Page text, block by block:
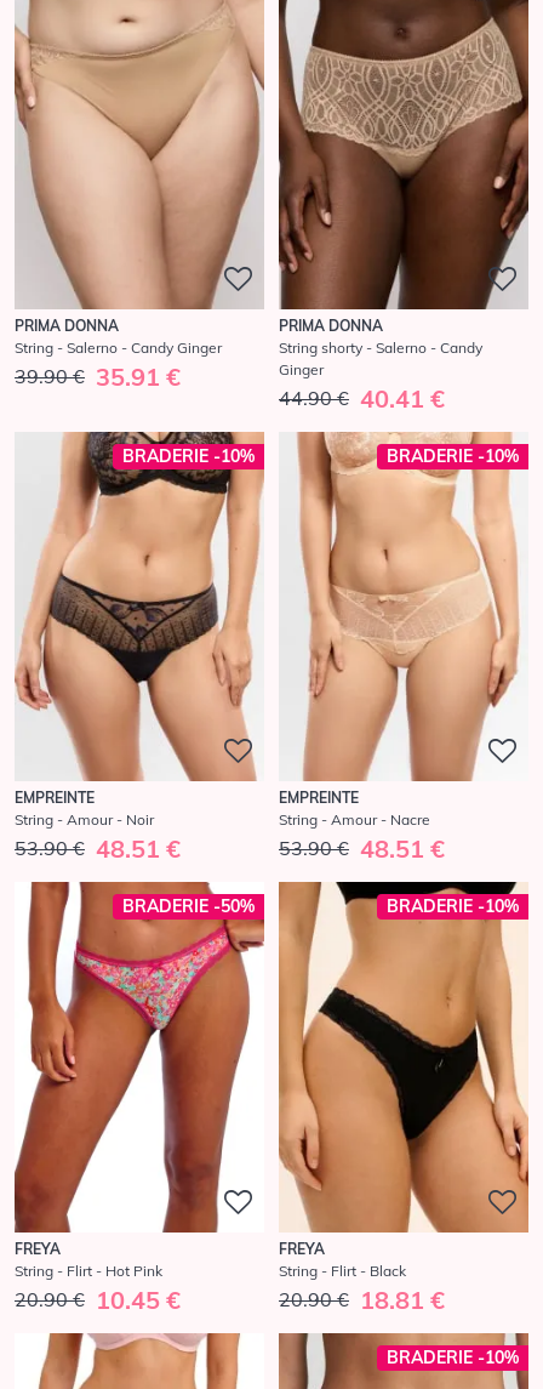
PRIMA DONNA
String - Salerno - Candy Ginger
39.90 € 35.91 €
PRIMA DONNA
String shorty - Salerno - Candy
Ginger
44.90 € 40.41 €
BRADERIE -10%
EMPREINTE
String - Amour - Noir
53.90 € 48.51 €
BRADERIE -10%
EMPREINTE
String - Amour - Nacre
53.90 € 48.51 €
BRADERIE -50%
FREYA
String - Flirt - Hot Pink
20.90 € 10.45 €
BRADERIE -10%
FREYA
String - Flirt - Black
20.90 € 18.81 €
BRADERIE -10%